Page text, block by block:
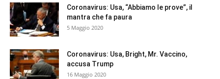
Coronavirus: Usa, “Abbiamo le prove”, il
mantra che fa paura
5 Maggio 2020
Coronavirus: Usa, Bright, Mr. Vaccino,
accusa Trump
16 Maggio 2020